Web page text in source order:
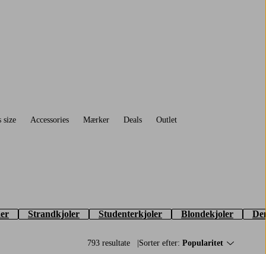
size Accessories Mærker Deals Outlet
Strandkjoler Studenterkjoler Blondekjoler
793 resultate Sorter efter: Popularitet